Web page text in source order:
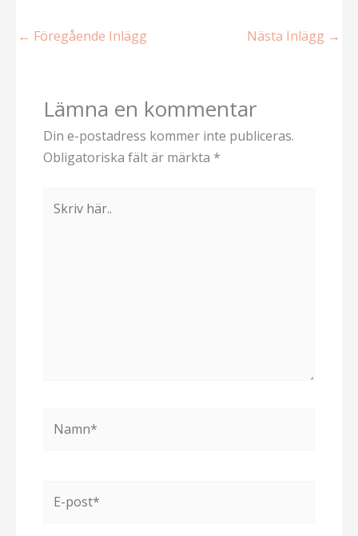
← Föregående Inlägg Nästa Inlägg →
Lämna en kommentar
Din e-postadress kommer inte publiceras.
Obligatoriska fält är märkta *
här..
post*